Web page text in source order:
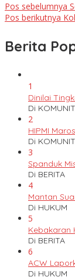
Pos sebelumnya
Pos berikutnya
Berita
1
Dinilai
Di
2
HIPMI
Di
3
Spanduk
Di BERITA
4
Mantan
Di HUKUM
5
Kebakaran
Di BERITA
6
ACW
Di HUKUM